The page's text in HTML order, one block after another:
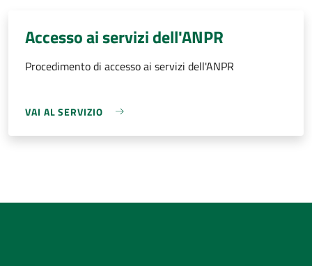
Accesso ai servizi dell'ANPR
Procedimento di accesso ai servizi dell'ANPR
VAI AL SERVIZIO